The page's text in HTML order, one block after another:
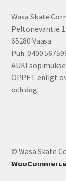
Wasa Skate
Peltonevantie 1
65280 Vaasa
Puh. 0400
AUKI
ÖPPET enligt
och dag.
© Wasa Skate
WooCommerce